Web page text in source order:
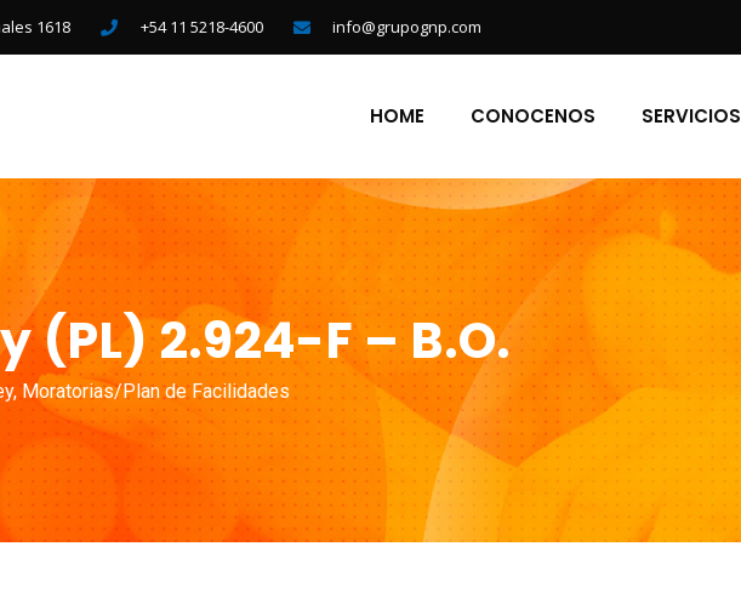
1618 +54 11 5218-4600 info@grupognp.com
HOME CONOCENOS SERVICIOS
(PL) 2.924-F – B.O.
,Moratorias/Plan de Facilidades